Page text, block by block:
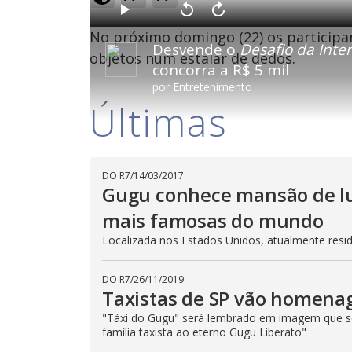
Desvende oDesafio da
concorra a R$ 5 mil
por Entretenimento
P
l
a
y
V
o
l
t
a
r
1
0
s
e
n
d
o
A
v
a
n
ç
a
1
0
s
u
n
d
o
M
d
o
a
d
e
:
1
3
.
7
2
%
No próximo domingo (22) os
objetos num estalar de dedos.
Últimas
DO R7/14/03/2017
Gugu conhece mansão de
mais famosas do mundo
Localizada nos Estados Unidos, atualmente
DO R7/26/11/2019
Taxistas de SP vão
"Táxi do Gugu" será lembrado em imagem que
família taxista ao eterno Gugu Liberato"